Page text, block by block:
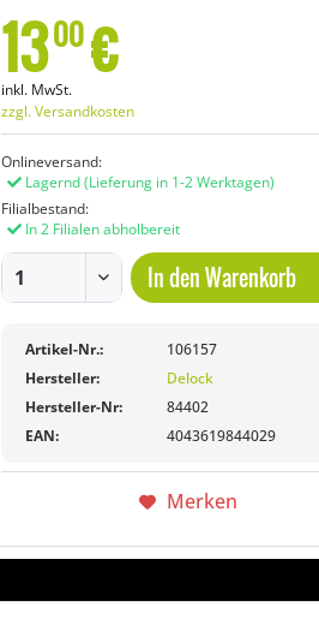
1300€
inkl. MwSt.
zzgl. Versandkosten
Onlineversand:
Lagernd(Lieferung in 1-2 Werktagen)
Filialbestand:
In 2 Filialen abholbereit
In denWarenkorb
Artikel-Nr.:
106157
Hersteller:
Delock
Hersteller-Nr:
84402
EAN:
4043619844029
Merken